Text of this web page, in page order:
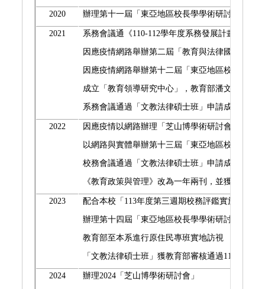
2020 辦理第十一屆「東亞地區校長學學術研討會」
2021 系務會議通《110-112學年度系務發展計畫》
因應疫情網路舉辦第二屆「教育與法律國際學術
因應疫情網路舉辦第十二屆「東亞地區校長學學
成立「教育領導研究中心」，教育部潘文忠部長
系務會議通過「文教法律碩士班」申請成立獨立案
2022 因應疫情以網路辦理「芝山博學術研討會」
以網路與實體舉辦第十三屆「東亞地區校長學學
校務會議通過「文教法律碩士班」申請成立獨立所
《教育政策與管理》改為一年兩刊，並獲國科會
2023 配合本校「 113年度第三週期校務評鑑實施計畫」
辦理第十四屆「東亞地區校長學學術研討會」
教育部至本系進行原住民專班實地訪視
「文教法律碩士班」獲教育部審核通過113
2024 辦理2024「芝山博學術研討會」